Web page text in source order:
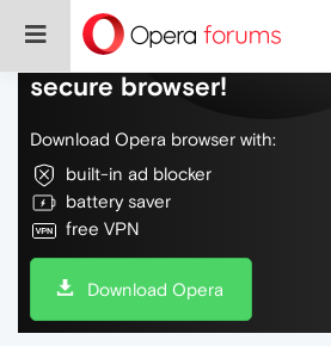
Do more on the web,
secure browser!
Download Opera browser with:
built-in ad blocker
battery saver
free VPN
Download Opera